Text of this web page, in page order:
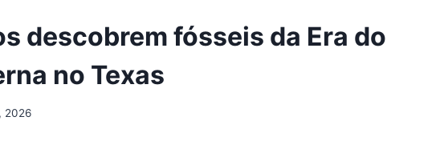
descobrem fósseis da Era do
no Texas
2026